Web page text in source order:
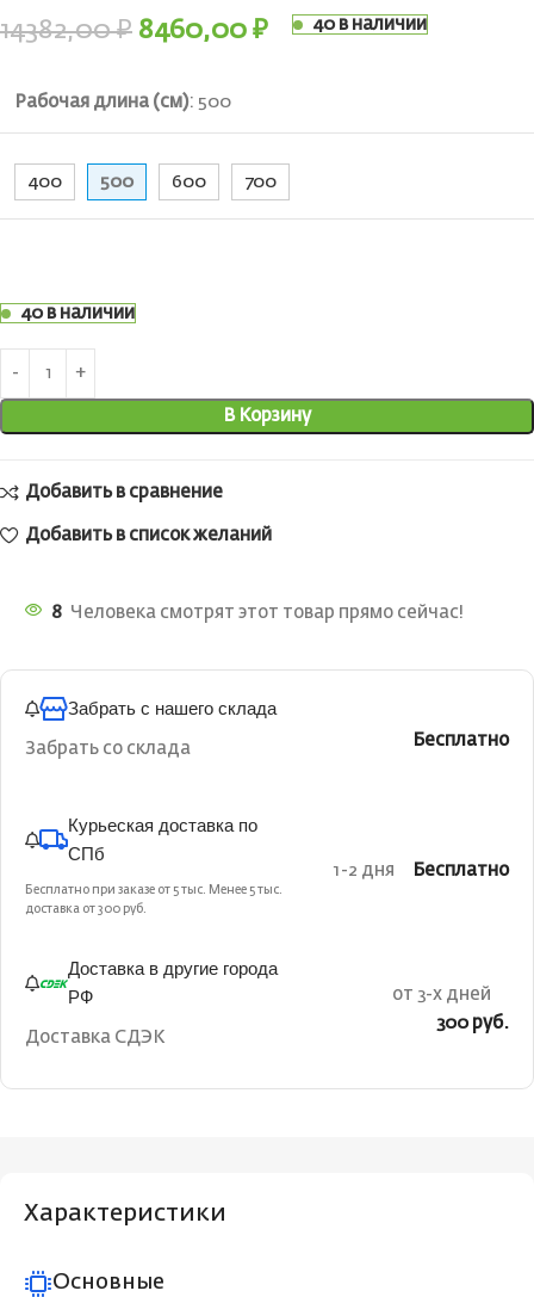
14382,00₽ 8460,00 ₽ 40 в наличии
Рабочая длина (см): 500
400 500 600 700
40 в наличии
В Корзину
Добавить в сравнение
Добавить в список желаний
8 Человека смотрят этот товар прямо сейчас!
Забрать с нашего склада
Забрать со склада Бесплатно
Курьеская доставка по
СПб
Бесплатно при заказе от 5 тыс. Менее 5 тыс.
доставка от 300 руб.
1-2 дня Бесплатно
Доставка в другие города
РФ
Доставка СДЭК
от 3-х дней
300 руб.
Характеристики
Основные